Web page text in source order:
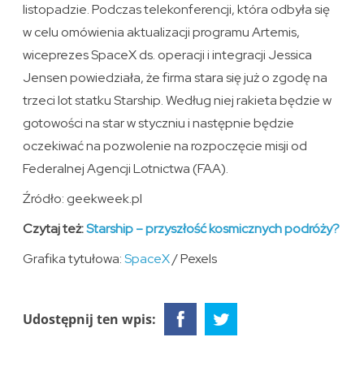
listopadzie. Podczas telekonferencji, która odbyła się
w celu omówienia aktualizacji programu Artemis,
wiceprezes SpaceX ds. operacji i integracji Jessica
Jensen powiedziała, że firma stara się już o zgodę na
trzeci lot statku Starship. Według niej rakieta będzie w
gotowości na star w styczniu i następnie będzie
oczekiwać na pozwolenie na rozpoczęcie misji od
Federalnej Agencji Lotnictwa (FAA).
Źródło: geekweek.pl
Czytaj też:Starship – przyszłość kosmicznych podróży?
Grafika tytułowa:SpaceX/ Pexels
Udostępnij ten wpis: